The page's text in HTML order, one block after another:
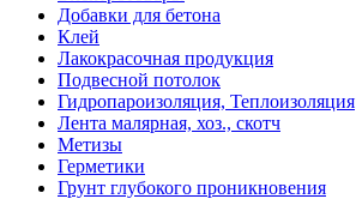
Добавки для бетона
Клей
Лакокрасочная продукция
Подвесной потолок
Гидропароизоляция, Теплоизоляция
Лента малярная, хоз., скотч
Метизы
Герметики
Грунт глубокого проникновения